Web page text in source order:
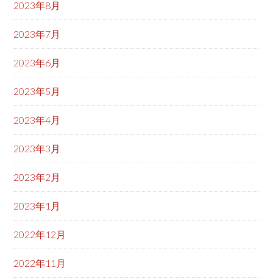
2023年8月
2023年7月
2023年6月
2023年5月
2023年4月
2023年3月
2023年2月
2023年1月
2022年12月
2022年11月